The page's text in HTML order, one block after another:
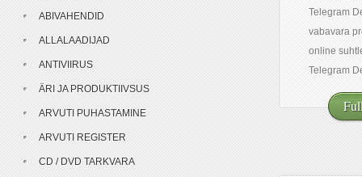
Telegram
vabavara
online
Telegram
ABIVAHENDID
ALLALAADIJAD
ANTIVIIRUS
ÄRI JA PRODUKTIIVSUS
ARVUTI PUHASTAMINE
ARVUTI REGISTER
CD / DVD TARKVARA